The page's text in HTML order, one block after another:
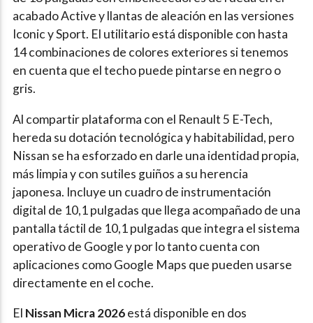
acabado Active y llantas de aleación en las versiones
Iconic y Sport. El utilitario está disponible con hasta
14 combinaciones de colores exteriores si tenemos
en cuenta que el techo puede pintarse en negro o
gris.
Al compartir plataforma con el Renault 5 E-Tech,
hereda su dotación tecnológica y habitabilidad, pero
Nissan se ha esforzado en darle una identidad propia,
más limpia y con sutiles guiños a su herencia
japonesa. Incluye un cuadro de instrumentación
digital de 10,1 pulgadas que llega acompañado de una
pantalla táctil de 10,1 pulgadas que integra el sistema
operativo de Google y por lo tanto cuenta con
aplicaciones como Google Maps que pueden usarse
directamente en el coche.
El Nissan Micra 2026está disponible en dos